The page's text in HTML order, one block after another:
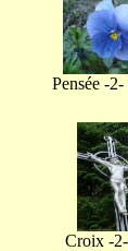
Pensée -
Croix -